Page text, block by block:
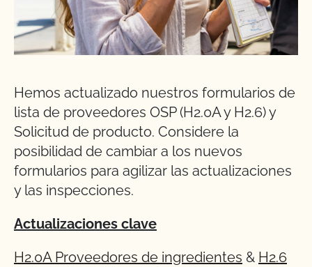
Hemos actualizado nuestros formularios de
lista de proveedores OSP (H2.0A y H2.6) y
Solicitud de producto. Considere la
posibilidad de cambiar a los nuevos
formularios para agilizar las actualizaciones
y las inspecciones.
Actualizaciones clave
H2.0A Proveedores de ingredientes & H2.6